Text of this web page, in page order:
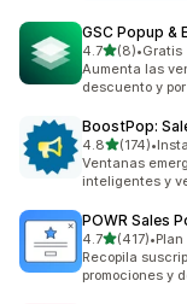
GSC Popup &
4.7de 5 estrellas
(8)
8 reseñas en
•Gratis
Aumenta las
descuento y
BoostPop:
4.8de 5(174)
174 reseñas en
•
Ventanas
inteligentes y
POWR Sales
4.7de 5(417)
417 reseñas en
•
Recopila
promociones y